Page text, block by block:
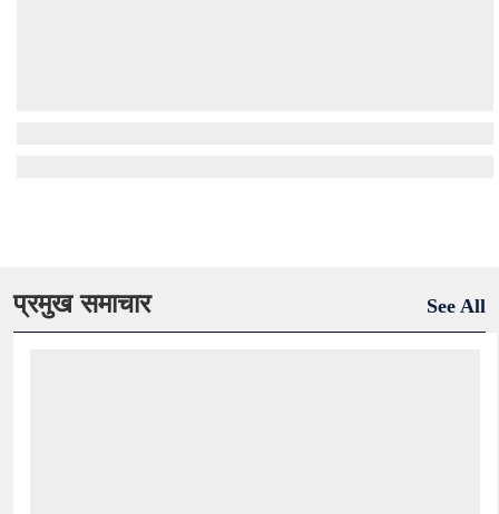
प्रमुख समाचार See All